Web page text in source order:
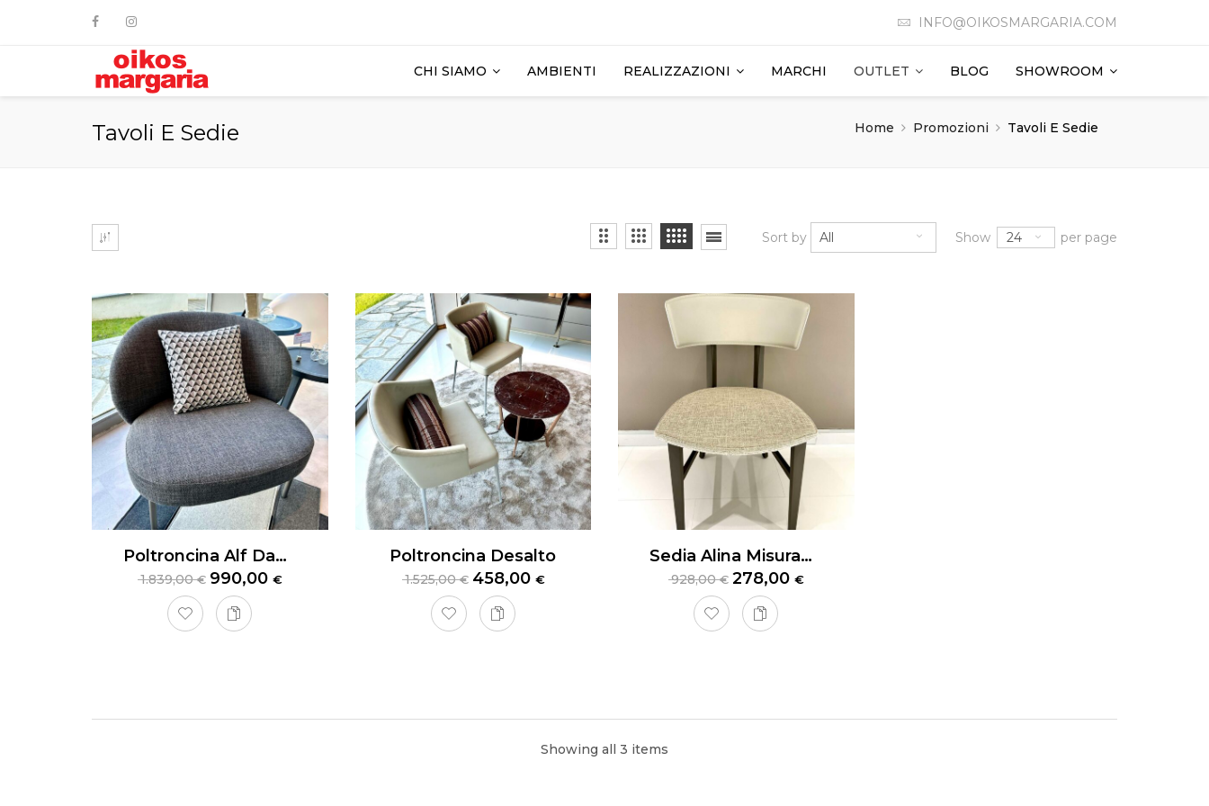
INFO@OIKOSMARGARIA.COM
CHI SIAMO AMBIENTI REALIZZAZIONI MARCHI OUTLET BLOG SHOWROOM
Tavoli E Sedie Home Promozioni Tavoli E Sedie
Sort by All Show 24 per page
Poltroncina Alf DaFrè
1.839,00€ 990,00€
Poltroncina Desalto
1.525,00€ 458,00 €
Sedia Alina MisuraEmme
928,00€ 278,00€
Poltroncina Raku con seduta imbottita, struttura finitura moka Shine, rivestimento Doble antracite.
Showing all 3 items